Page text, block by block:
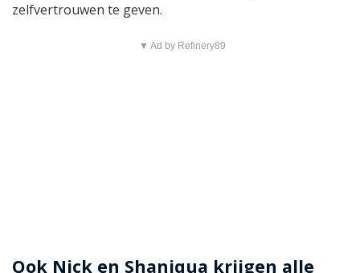
zelfvertrouwen te geven.
▼ Ad by Refinery89
Ook Nick en Shaniqua krijgen alle